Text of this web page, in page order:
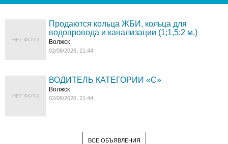
НЕТ ФОТО
Продаются кольца ЖБИ, кольца для
водопровода и канализации (1;1,5;2 м.)
Волжск
02/08/2026, 21:44
НЕТ ФОТО
ВОДИТЕЛЬ КАТЕГОРИИ «C»
Волжск
02/08/2026, 21:44
ВСЕ ОБЪЯВЛЕНИЯ